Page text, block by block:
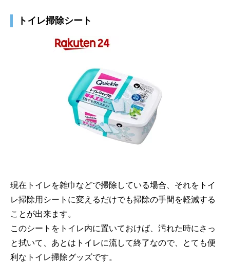
トイレ掃除シート
現在トイレを雑巾などで掃除している場合、それをトイ
レ掃除用シートに変えるだけでも掃除の手間を軽減する
ことが出来ます。
このシートをトイレ内に置いておけば、汚れた時にさっ
と拭いて、あとはトイレに流して終了なので、とても便
利なトイレ掃除グッズです。